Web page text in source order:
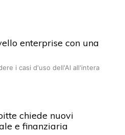
enterprise con una
i casi d'uso dell'AI all'intera
chiede nuovi
e finanziaria